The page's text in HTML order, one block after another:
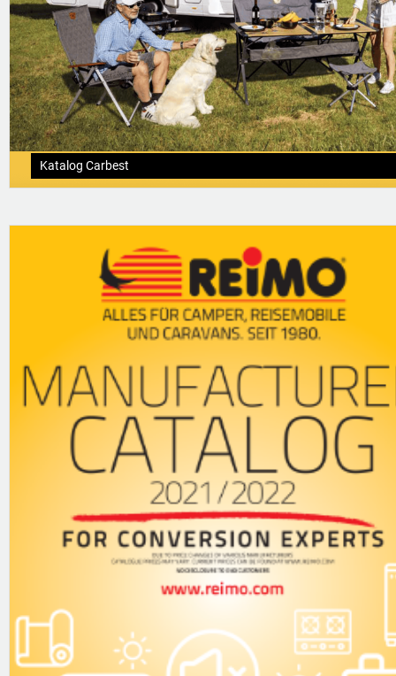
Katalog Carbest